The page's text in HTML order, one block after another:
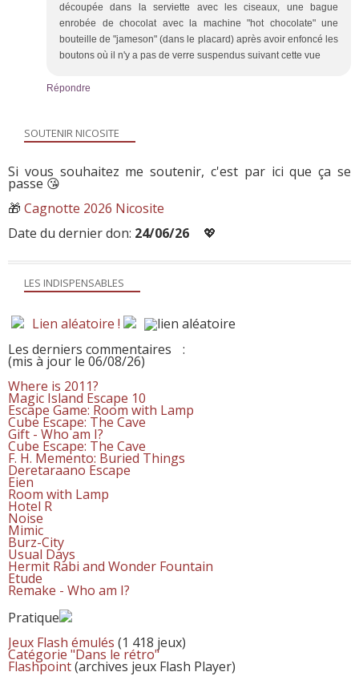
découpée dans la serviette avec les ciseaux, une bague
enrobée de chocolat avec la machine "hot chocolate" une
bouteille de "jameson" (dans le placard) après avoir enfoncé les
boutons où il n'y a pas de verre suspendus suivant cette vue
Répondre
LES INDISPENSABLES
Lien aléatoire !
Les derniers commentaires
:
(mis à jour le 06/08/26)
Where is 2011?
Magic Island Escape 10
Escape Game: Room with Lamp
Cube Escape: The Cave
Gift - Who am I?
Cube Escape: The Cave
F. H. Memento: Buried Things
Deretaraano Escape
Eien
Room with Lamp
Hotel R
Noise
Mimic
Burz-City
Usual Days
Hermit Rabi and Wonder Fountain
Etude
Remake - Who am I?
Pratique
Jeux Flash émulés (1 418 jeux)
Catégorie "Dans le rétro"
Flashpoint(archives jeux Flash Player)
SOUTENIR NICOSITE
Si vous souhaitez me soutenir, c'est par ici que ça se
passe 😘
🎁 Cagnotte 2026 Nicosite
Date du dernier don: 24/06/26 💖